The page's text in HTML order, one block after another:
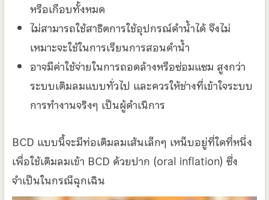
หรือเกือบทั้งหมด
ไม่สามารถใช้สาธิตการใช้อุปกรณ์ดำน้ำได้ จึงไม่
เหมาะจะใช้ในการเรียนการสอนดำน้ำ
อาจมีค่าใช้จ่ายในการถอดล้างหรือซ่อมแซม สูงกว่า
ระบบเติมลมแบบทั่วไป และควรให้ช่างที่เข้าใจระบบ
การทำงานจริงๆ เป็นผู้ดำเนิการ
BCD แบบนี้จะมีท่อเติมลมเส้นเล็กๆ เหน็บอยู่ที่ใดที่หนึ่ง
เพื่อใช้เติมลมเข้า BCD ด้วยปาก (oral inflation) ซึ่ง
จำเป็นในกรณีฉุกเฉิน